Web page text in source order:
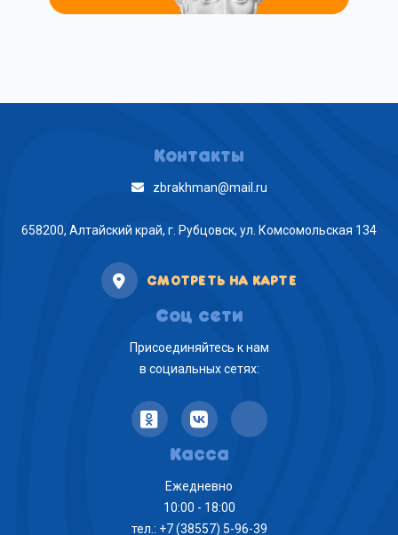
Контакты
zbrakhman@mail.ru
658200, Алтайский край, г. Рубцовск, ул. Комсомольская 134
СМОТРЕТЬ НА КАРТЕ
Соц сети
Присоединяйтесь к нам
в социальных сетях:
Касса
Ежедневно
10:00 - 18:00
тел.: +7 (38557) 5-96-39